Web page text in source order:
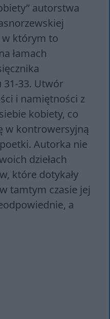
autorstwa
w którym to
łamach
31-33. Utwór
i namiętności z
kobiety, co
w kontrowersyjną
Autorka nie
dziełach
które dotykały
tamtym czasie jej
a